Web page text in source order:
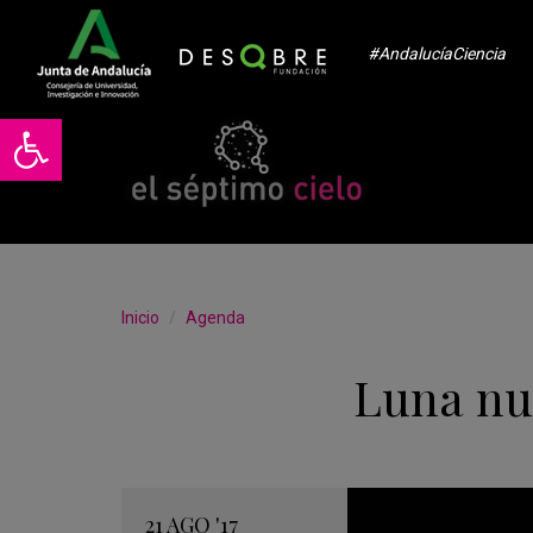
Abrir barra de herramientas
#AndalucíaCiencia
Inicio Agenda
Luna
21AGO '17